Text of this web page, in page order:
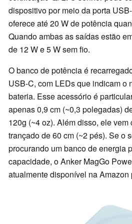
dispositivo por meio da porta
oferece até 20 W de potência
Quando ambas as saídas estão
de 12 W e 5 W sem fio.
O banco de potência é
USB-C, com LEDs que indicam o
bateria. Esse acessório é
apenas 0,9 cm (~0,3 polegadas)
120g (~4 oz). Além disso, ele
trançado de 60 cm (~2 pés). Se o
procurando um banco de energia
capacidade, o Anker MagGo
atualmente disponível na Amazon